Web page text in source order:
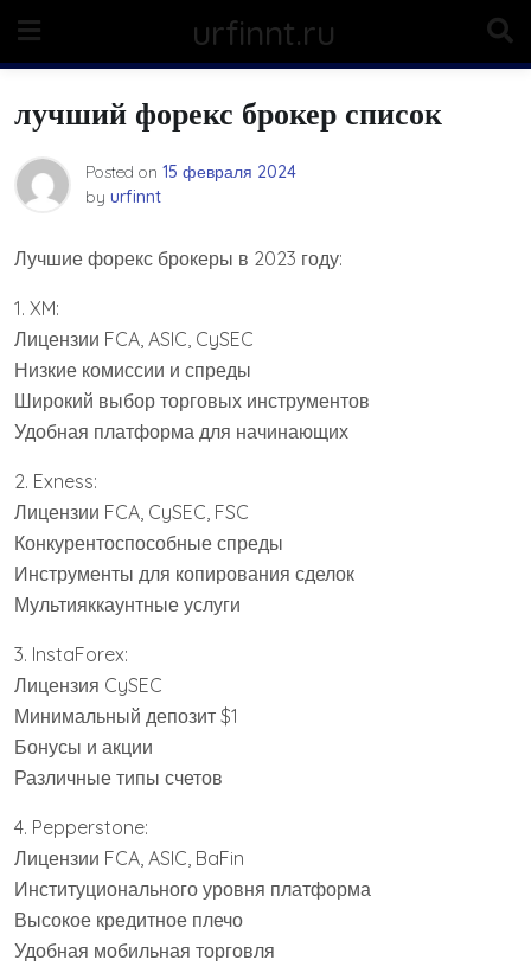
content
urfinnt.ru
лучший форекс брокер список
Posted on 15 февраля 2024
by urfinnt
Лучшие форекс брокеры в 2023 году:
1. XM:
Лицензии FCA, ASIC, CySEC
Низкие комиссии и спреды
Широкий выбор торговых инструментов
Удобная платформа для начинающих
2. Exness:
Лицензии FCA, CySEC, FSC
Конкурентоспособные спреды
Инструменты для копирования сделок
Мультияккаунтные услуги
3. InstaForex:
Лицензия CySEC
Минимальный депозит $1
Бонусы и акции
Различные типы счетов
4. Pepperstone:
Лицензии FCA, ASIC, BaFin
Институционального уровня платформа
Высокое кредитное плечо
Удобная мобильная торговля